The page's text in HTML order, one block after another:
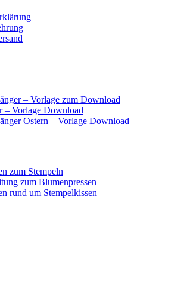
– Vorlage zum Download
– Vorlage Download
Ostern – Vorlage Download
zum Stempeln
zum Blumenpressen
rund um Stempelkissen